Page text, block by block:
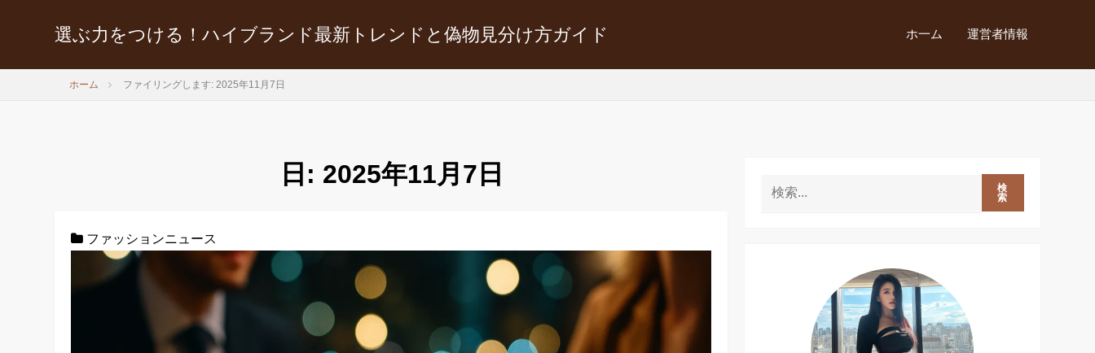
選ぶ力をつける！ハイブランド最新トレンドと偽物見分け方ガイド ホ一ム 運営者情報
ホーム ファイリングします: 2025年11月7日
日: 2025年11月7日
ファッションニュース
検
索